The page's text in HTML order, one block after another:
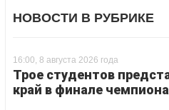
НОВОСТИ В РУБРИКЕ
16:00, 8 августа 2026 года
Трое студентов
край в финале